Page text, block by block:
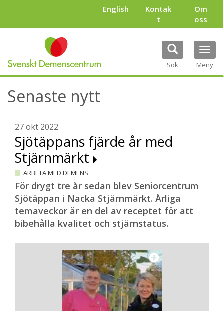
l
English
Kontak
t
Om
oss
Sök Meny
Senaste nytt
27 okt 2022
Sjötäppans fjärde år med
Stjärnmärkt
ARBETA MED DEMENS
För drygt tre år sedan blev Seniorcentrum
Sjötäppan i Nacka Stjärnmärkt. Årliga
temaveckor är en del av receptet för att
bibehålla kvalitet och stjärnstatus.